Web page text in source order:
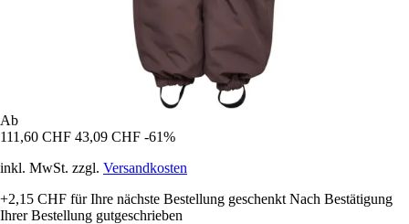
Ab
111,60 CHF 43,09 CHF -61%
inkl. MwSt. zzgl. Versandkosten
+2,15 CHF für Ihre nächste Bestellung geschenkt Nach Bestätigung
Ihrer Bestellung gutgeschrieben